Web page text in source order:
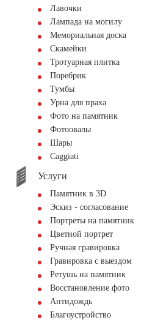
Лавочки
Лампада на могилу
Мемориальная доска
Скамейки
Тротуарная плитка
Поребрик
Тумбы
Урна для праха
Фото на памятник
Фотоовалы
Шары
Сaggiati
Услуги
Памятник в 3D
Эскиз - согласование
Портреты на памятник
Цветной портрет
Ручная гравировка
Гравировка с выездом
Ретушь на памятник
Восстановление фото
Антидождь
Благоустройство